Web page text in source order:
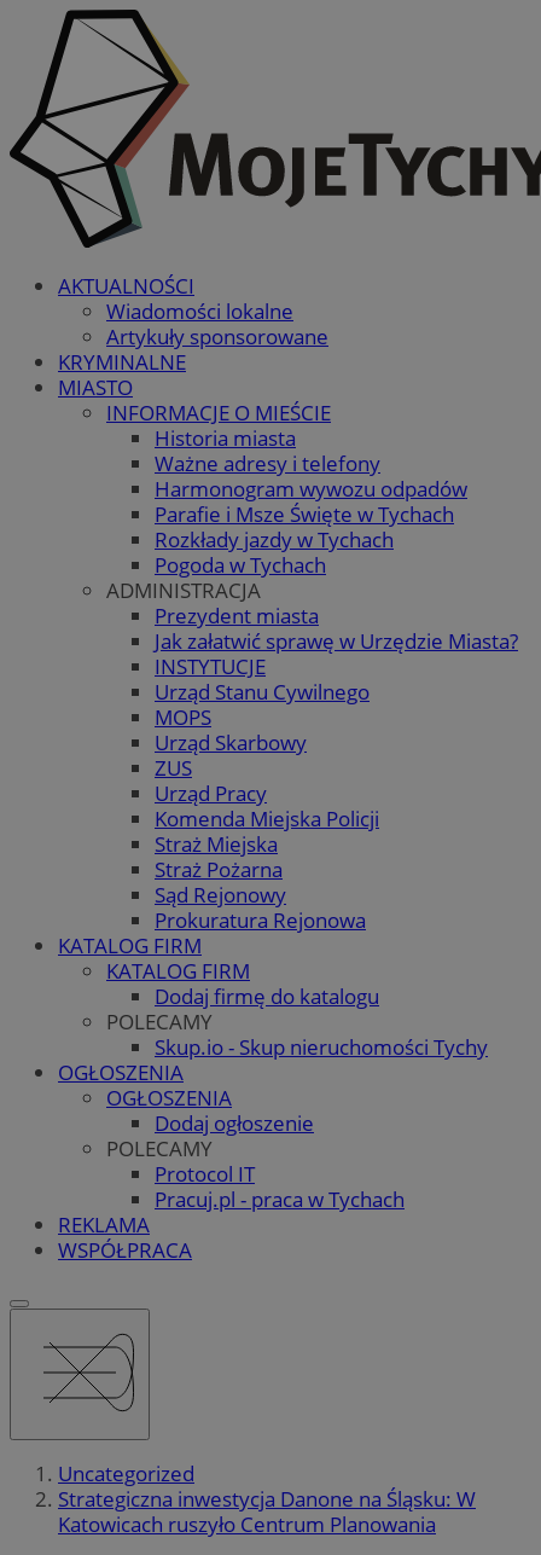
AKTUALNOŚCI
Wiadomości lokalne
Artykuły sponsorowane
KRYMINALNE
MIASTO
INFORMACJE O MIEŚCIE
Historia miasta
Ważne adresy i telefony
Harmonogram wywozu odpadów
Parafie i Msze Święte w Tychach
Rozkłady jazdy w Tychach
Pogoda w Tychach
ADMINISTRACJA
Prezydent miasta
Jak załatwić sprawę w Urzędzie Miasta?
INSTYTUCJE
Urząd Stanu Cywilnego
MOPS
Urząd Skarbowy
ZUS
Urząd Pracy
Komenda Miejska Policji
Straż Miejska
Straż Pożarna
Sąd Rejonowy
Prokuratura Rejonowa
KATALOG FIRM
KATALOG FIRM
Dodaj firmę do katalogu
POLECAMY
Skup.io - Skup nieruchomości Tychy
OGŁOSZENIA
OGŁOSZENIA
Dodaj ogłoszenie
POLECAMY
Protocol IT
Pracuj.pl - praca w Tychach
REKLAMA
WSPÓŁPRACA
Uncategorized
Strategiczna inwestycja Danone na Śląsku: W
Katowicach ruszyło Centrum Planowania